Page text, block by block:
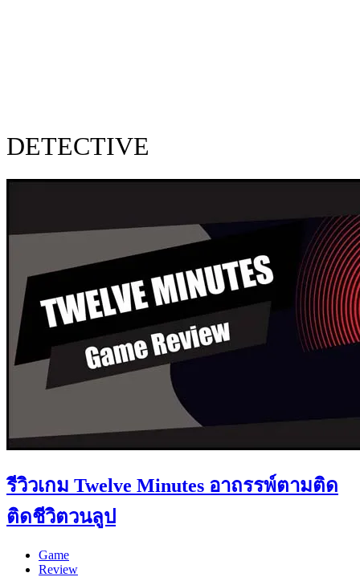
DETECTIVE
รีวิวเกม Twelve Minutes อาถรรพ์ตามติด
ติดชีวิตวนลูป
Game
Review